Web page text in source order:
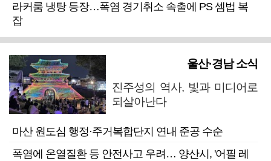
라커룸 냉탕 등장…폭염 경기취소 속출에 PS 셈법 복
잡
울산·경남 소식
진주성의 역사, 빛과 미디어로
되살아난다
마산 원도심 행정·주거복합단지 연내 준공 수순
폭염에 온열질환 등 안전사고 우려… 양산시, '어필 레